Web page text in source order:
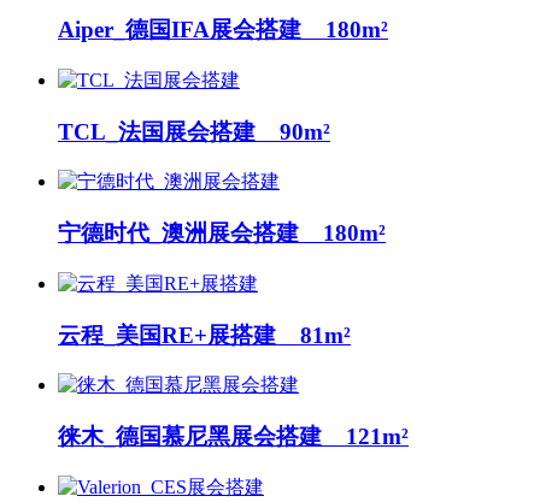
Aiper_德国IFA展会搭建 180m²
TCL_法国展会搭建 90m²
宁德时代_澳洲展会搭建 180m²
云程_美国RE+展搭建 81m²
徕木_德国慕尼黑展会搭建 121m²